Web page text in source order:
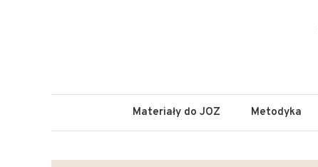
Materiały do JOZ Metodyka